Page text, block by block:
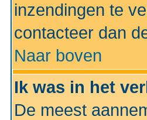
inzendingen te
contacteer dan
Naar boven
Ik was in het
De meest